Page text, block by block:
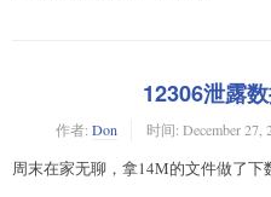
12306泄露
作者: Don 时间: December 27,
周末在家无聊，拿14M的文件做了下